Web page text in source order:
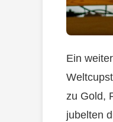
Ein
zu Gold,
jubelten